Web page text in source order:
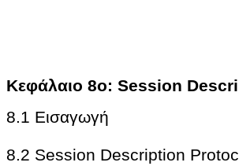
Κεφάλαιο 8ο: Session
8.1 Εισαγωγή
8.2 Session Description